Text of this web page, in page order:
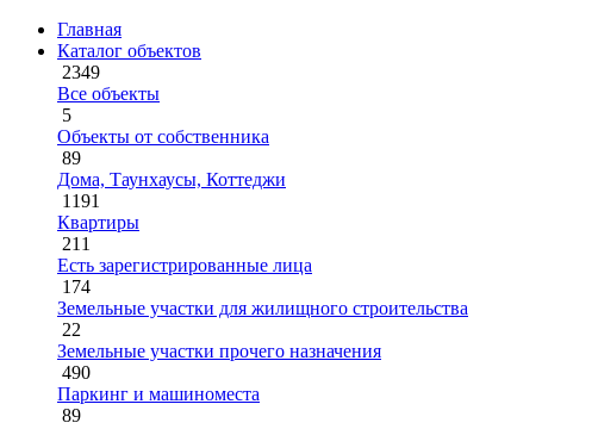
Главная
Каталог объектов
2349
Все объекты
5
Объекты от собственника
89
Дома, Таунхаусы, Коттеджи
1191
Квартиры
211
Есть зарегистрированные лица
174
Земельные участки для жилищного строительства
22
Земельные участки прочего назначения
490
Паркинг и машиноместа
89